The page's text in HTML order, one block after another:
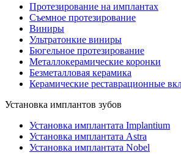
Протезирование на имплантах
Съемное протезирование
Виниры
Ультратонкие виниры
Бюгельное протезирование
Металлокерамические коронки
Безметалловая керамика
Керамические реставрационные
Установка имплантов зубов
Установка имплантата Implantium
Установка имплантата Astra
Установка имплантата Nobel